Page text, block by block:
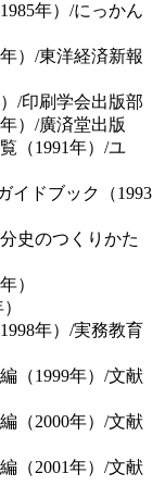
年）/にっかん
洋経済新報
学会出版部
済堂出版
年）/ユ
ブック（1993
つくりかた
）/実務教育
（1999年）/文献
年）/文献
年）/文献